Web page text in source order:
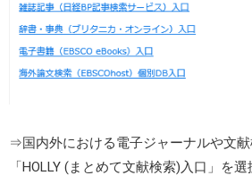
⇒国内外における電子ジャーナルや文
「HOLLY (まとめて文献検索)入口」を選